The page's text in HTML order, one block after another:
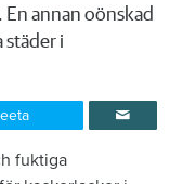
annan oönskad
städer i
fuktiga